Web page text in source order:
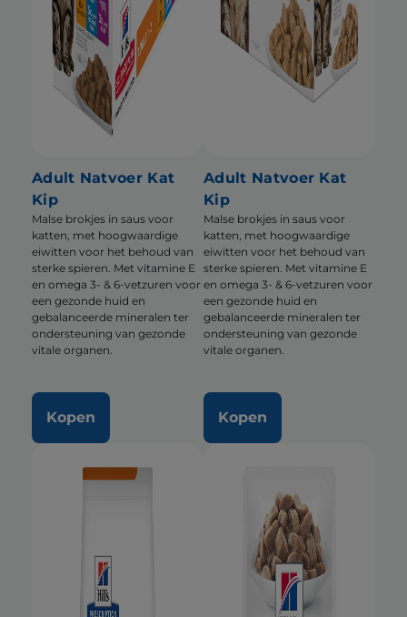
Adult Natvoer Kat
Kip
Malse brokjes in saus voor
katten, met hoogwaardige
eiwitten voor het behoud van
sterke spieren. Met vitamine E
en omega 3- & 6-vetzuren voor
een gezonde huid en
gebalanceerde mineralen ter
ondersteuning van gezonde
vitale organen.
Kopen
Adult Natvoer Kat
Kip
Malse brokjes in saus voor
katten, met hoogwaardige
eiwitten voor het behoud van
sterke spieren. Met vitamine E
en omega 3- & 6-vetzuren voor
een gezonde huid en
gebalanceerde mineralen ter
ondersteuning van gezonde
vitale organen.
Kopen